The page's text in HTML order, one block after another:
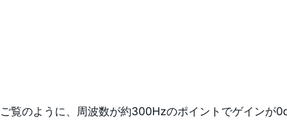
ご覧のように、周波数が約300Hzのポイントでゲインが